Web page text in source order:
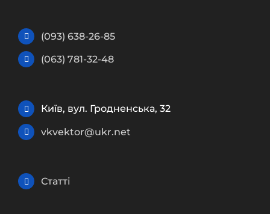
(093) 638-26-85
(063) 781-32-48
Київ, вул. Гродненська, 32
vkvektor@ukr.net
Статті